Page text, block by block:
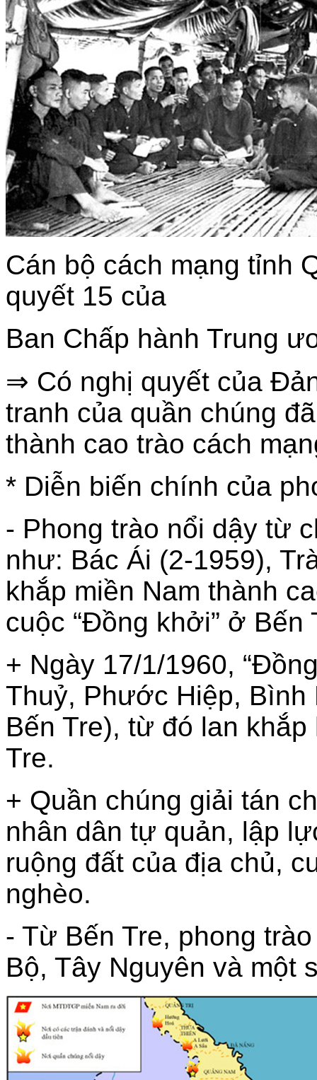
Cán bộ cách mạng tỉnh
quyết 15 của
Ban Chấp hành Trung
⇒ Có nghị quyết của
tranh của quần chúng
thành cao trào cách
* Diễn biến chính của
- Phong trào nổi dậy từ
như: Bác Ái (2-1959),
khắp miền Nam thành
cuộc “Đồng khởi” ở Bến
+ Ngày 17/1/1960,
Thuỷ, Phước Hiệp, Bình
Bến Tre), từ đó lan
Tre.
+ Quần chúng giải tán
nhân dân tự quản, lập
ruộng đất của địa chủ,
nghèo.
- Từ Bến Tre, phong
Bộ, Tây Nguyên và một